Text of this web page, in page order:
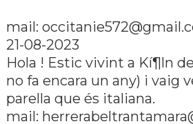
mail:
21-08-2023
Hola ! Estic vivint a Kí¶ln
no fa encara un any) i vaig
parella que és italiana.
mail: